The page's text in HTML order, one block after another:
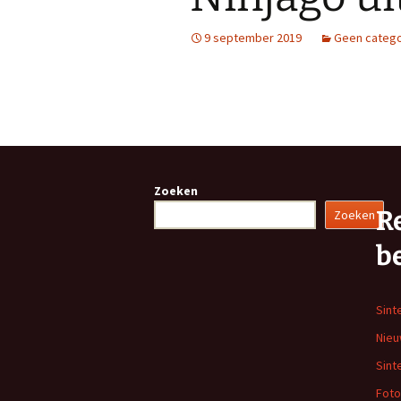
9 september 2019 Geen
Zoeken
Zoeken